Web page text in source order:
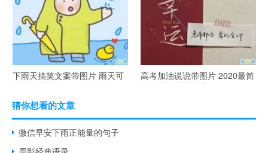
下雨天搞笑文案带图片 雨天可
以发的幽默句子
高考加油说说带图片 2020最简
单励志的高考文案
猜你想看的文章
微信早安下雨正能量的句子